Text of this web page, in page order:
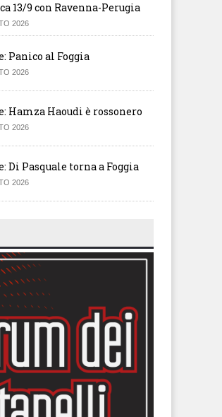
è
Ufficiale: Di Pasquale torna a
Foggia
13/9 con Ravenna-Perugia
2026
Panico al Foggia
2026
Hamza Haoudi è rossonero
2026
Di Pasquale torna a Foggia
2026